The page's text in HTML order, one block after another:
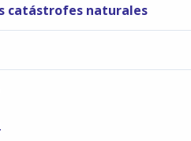
catástrofes naturales